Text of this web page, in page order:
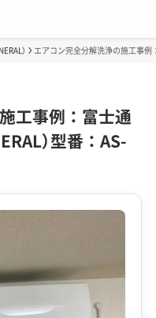
） エアコン完全分解洗浄の施工事例
工事例：富士通
）型番：AS-